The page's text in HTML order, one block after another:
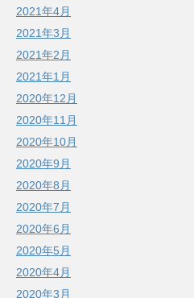
2021年4月
2021年3月
2021年2月
2021年1月
2020年12月
2020年11月
2020年10月
2020年9月
2020年8月
2020年7月
2020年6月
2020年5月
2020年4月
2020年3月